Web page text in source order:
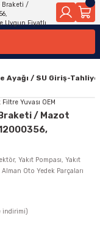
Buji Bobin Buji Kablosu
Ayağı / SU Giriş-
/ Mazot
Yakıt Pompası, Yakıt
Alman Oto Yedek Parçaları
indirimi)